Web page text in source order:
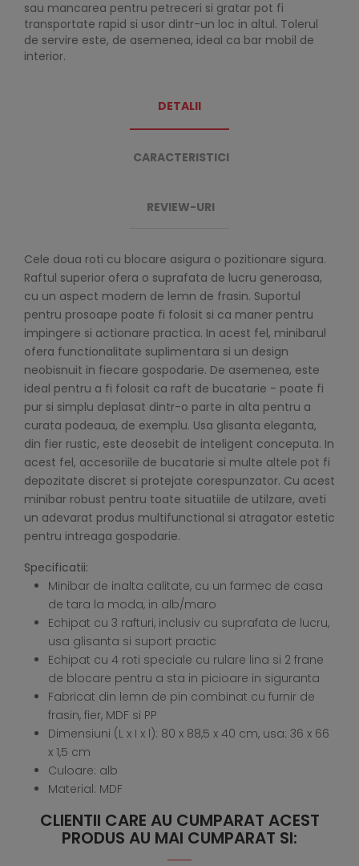
sau mancarea pentru petreceri si gratar pot fi
transportate rapid si usor dintr-un loc in altul. Tolerul
de servire este, de asemenea, ideal ca bar mobil de
interior.
DETALII
CARACTERISTICI
REVIEW-URI
Cele doua roti cu blocare asigura o pozitionare sigura.
Raftul superior ofera o suprafata de lucru generoasa,
cu un aspect modern de lemn de frasin. Suportul
pentru prosoape poate fi folosit si ca maner pentru
impingere si actionare practica. In acest fel, minibarul
ofera functionalitate suplimentara si un design
neobisnuit in fiecare gospodarie. De asemenea, este
ideal pentru a fi folosit ca raft de bucatarie - poate fi
pur si simplu deplasat dintr-o parte in alta pentru a
curata podeaua, de exemplu. Usa glisanta eleganta,
din fier rustic, este deosebit de inteligent conceputa. In
acest fel, accesoriile de bucatarie si multe altele pot fi
depozitate discret si protejate corespunzator. Cu acest
minibar robust pentru toate situatiile de utilzare, aveti
un adevarat produs multifunctional si atragator estetic
pentru intreaga gospodarie.
Specificatii:
Minibar de inalta calitate, cu un farmec de casa
de tara la moda, in alb/maro
Echipat cu 3 rafturi, inclusiv cu suprafata de lucru,
usa glisanta si suport practic
Echipat cu 4 roti speciale cu rulare lina si 2 frane
de blocare pentru a sta in picioare in siguranta
Fabricat din lemn de pin combinat cu furnir de
frasin, fier, MDF si PP
Dimensiuni (L x I x l): 80 x 88,5 x 40 cm, usa: 36 x 66
x 1,5 cm
Culoare: alb
Material: MDF
CLIENTII CARE AU CUMPARAT ACEST
PRODUS AU MAI CUMPARAT SI: